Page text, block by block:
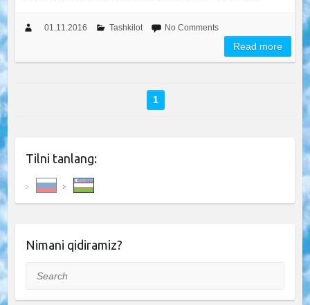
01.11.2016 Tashkilot No Comments
Read more
1
Tilni tanlang:
Nimani qidiramiz?
Search